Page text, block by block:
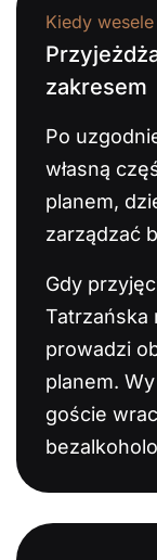
Kiedy
zakresem
Po
własną
planem,
zarządzać
Gdy
Tatrzańska
prowadzi
planem.
goście